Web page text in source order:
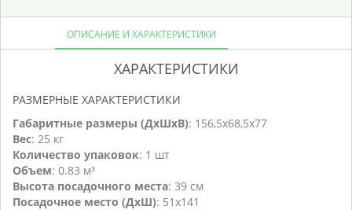
ОПИСАНИЕ И ХАРАКТЕРИСТИКИ
ХАРАКТЕРИСТИКИ
РАЗМЕРНЫЕ ХАРАКТЕРИСТИКИ
Габаритные размеры (ДхШхВ): 156,5х68,5х77
Вес: 25 кг
Количество упаковок: 1 шт
Объем: 0.83 м³
Высота посадочного места: 39 см
Посадочное место (ДхШ): 51х141